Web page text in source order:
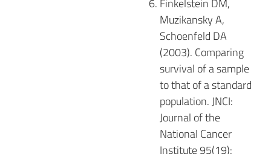
Finkelstein DM,
Muzikansky A,
Schoenfeld DA
(2003). Comparing
survival of a sample
to that of a standard
population. JNCI:
Journal of the
National Cancer
Institute 95(19):